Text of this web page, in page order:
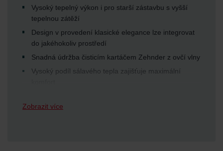
Vysoký tepelný výkon i pro starší zástavbu s vyšší
tepelnou zátěží
Design v provedení klasické elegance lze integrovat
do jakéhokoliv prostředí
Snadná údržba čisticím kartáčem Zehnder z ovčí vlny
Vysoký podíl sálavého tepla zajišťuje maximální
nízkoteplotní otopnou soustavu
Zobrazit více